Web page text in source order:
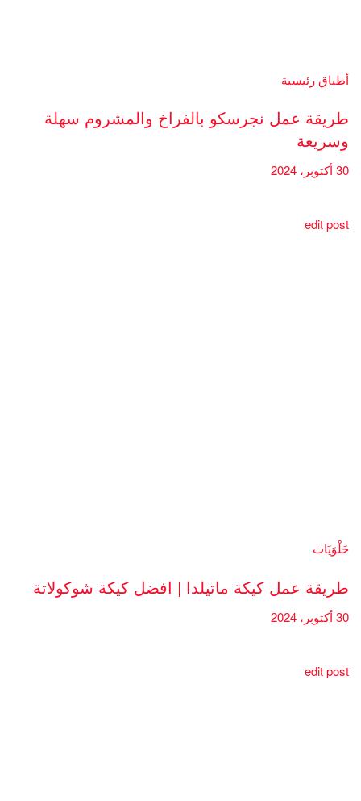
أطباق رئيسية
طريقة عمل نجرسكو بالفراخ والمشروم سهلة
وسريعة
30 أكتوبر، 2024
edit post
حَلْوَيَات
طريقة عمل كيكة ماتيلدا | افضل كيكة شوكولاتة
30 أكتوبر، 2024
edit post